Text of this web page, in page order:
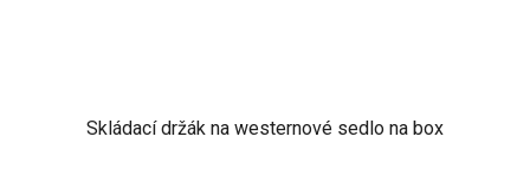
Skládací držák na westernové sedlo na box